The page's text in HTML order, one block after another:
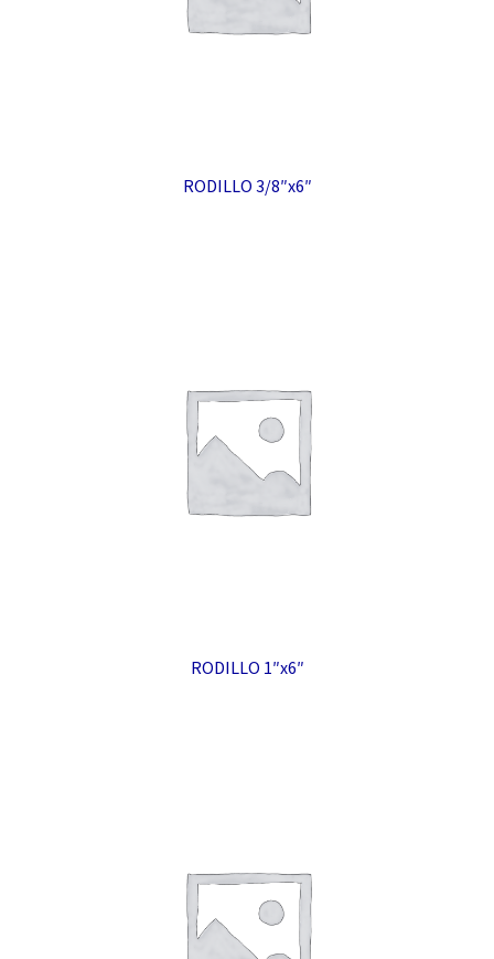
RODILLO 3/8″x6″
RODILLO 1″x6″